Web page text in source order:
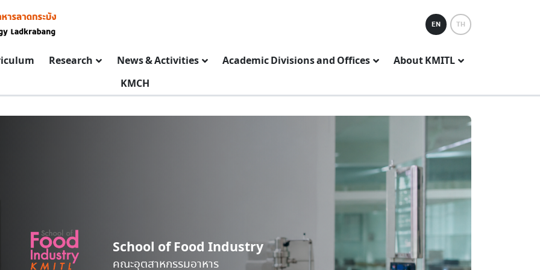
EN TH
Research News & Activities Academic Divisions and Offices
About KMITL
KMCH
School of Food Industry
คณะอุตสาหกรรมอาหาร